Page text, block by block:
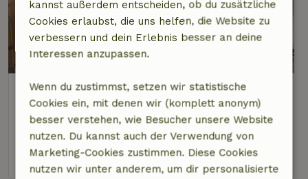
Naturhäuschen in Langelille
2 km Abstand vom Zentrum von Echtenerbrug
6 Personen
3 Schlafzimmer
Ansehen
kannst außerdem entscheiden, ob du zusätzliche
Cookies erlaubst, die uns helfen, die Website zu
verbessern und dein Erlebnis besser an deine
Interessen anzupassen.
Wenn du zustimmst, setzen wir statistische
Cookies ein, mit denen wir (komplett anonym)
besser verstehen, wie Besucher unsere Website
nutzen. Du kannst auch der Verwendung von
Marketing-Cookies zustimmen. Diese Cookies
nutzen wir unter anderem, um dir personalisierte